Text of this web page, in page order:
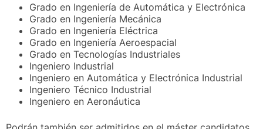
Grado en Ingeniería de Automática y Electrónica
Grado en Ingeniería Mecánica
Grado en Ingeniería Eléctrica
Grado en Ingeniería Aeroespacial
Grado en Tecnologías Industriales
Ingeniero Industrial
Ingeniero en Automática y Electrónica Industrial
Ingeniero Técnico Industrial
Ingeniero en Aeronáutica